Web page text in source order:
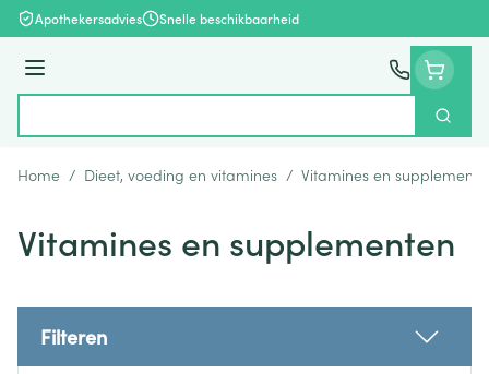
Ga naar de inhoud
Apothekersadvies Snelle beschikbaarheid
Menu
Zoek
Home / Dieet, voeding en vitamines / Vitamines en
Vitamines en supplementen
Filteren